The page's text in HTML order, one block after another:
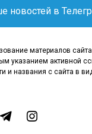
новостей в
материалов
указанием активной
и названия с сайта в